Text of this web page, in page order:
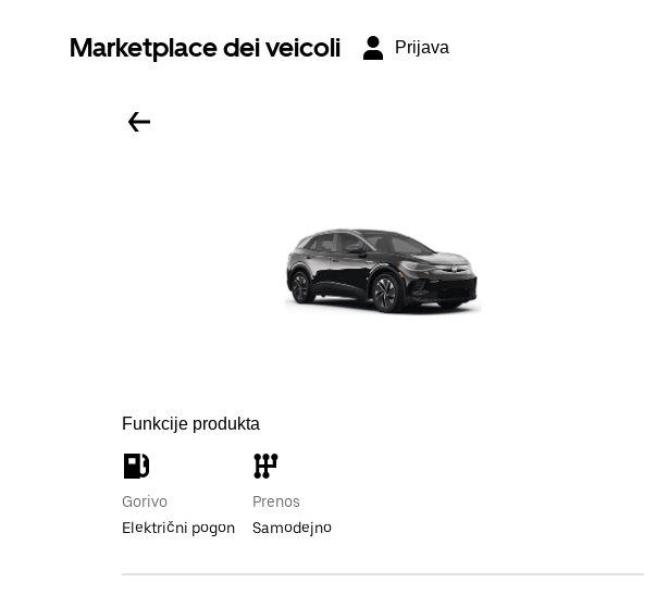
Marketplace dei veicoli Prijava
Funkcije produkta
Gorivo
Električni pogon
Prenos
Samodejno